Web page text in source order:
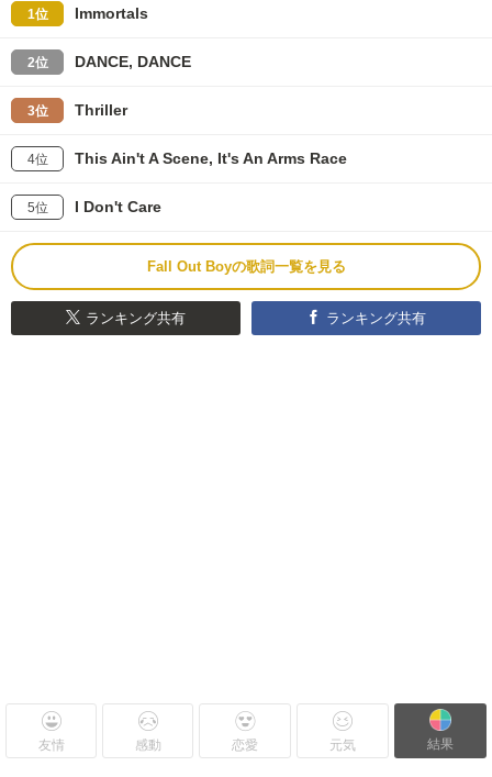
1位 Immortals
2位 DANCE, DANCE
3位 Thriller
4位 This Ain't A Scene, It's An Arms Race
5位 I Don't Care
Fall Out Boyの歌詞一覧を見る
ランキング共有 ランキング共有
友情 感動 恋愛 元気 結果